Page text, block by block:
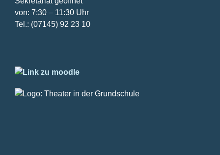
von: 7:30 – 11:30 Uhr
Tel.: (07145) 92 23 10